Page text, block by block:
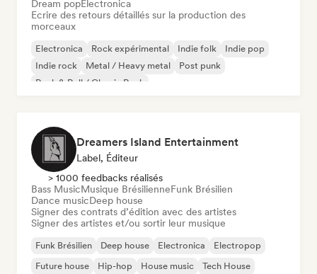
Dream popElectronica
Ecrire des retours détaillés sur la production des
morceaux
Electronica Rock expérimental Indie folk
Indie pop
Indie rock
Metal / Heavy metal
Post punk
Rock & Roll / Classic Rock
Dreamers Island Entertainment
Label, Éditeur
> 1000 feedbacks réalisés
Bass MusicMusique BrésilienneFunk Brésilien
Dance musicDeep house
Signer des contrats d’édition avec des artistes
Signer des artistes et/ou sortir leur musique
Funk Brésilien Deep house Electronica
Electropop
Future house
Hip-hop House music Tech House